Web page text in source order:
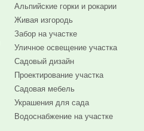
Альпийские горки и рокарии
Живая изгородь
Забор на участке
Уличное освещение участка
Садовый дизайн
Проектирование участка
Садовая мебель
Украшения для сада
Водоснабжение на участке